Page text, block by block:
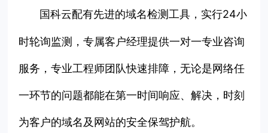
国科云配有先进的域名检测工具，实行24小
时轮询监测，专属客户经理提供一对一专业咨询
服务，专业工程师团队快速排障，无论是网络任
一环节的问题都能在第一时间响应、解决，时刻
为客户的域名及网站的安全保驾护航。